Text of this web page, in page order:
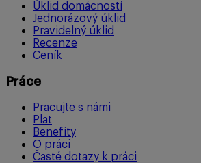
Úklid domácností
Jednorázový úklid
Pravidelný úklid
Recenze
Ceník
Práce
Pracujte s námi
Plat
Benefity
O práci
Časté dotazy k práci